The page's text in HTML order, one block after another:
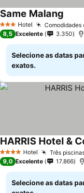
3 EstrelasHotel Comodidades
Same Malang
8,5 Excelente 3.350
Selecione as datas
exatos.
4 EstrelasHotel Três
HARRIS Hotel &
9,0 Excelente 17.866
Selecione as datas